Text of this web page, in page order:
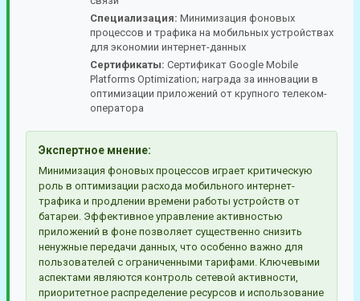
Специализация: Минимизация фоновых
процессов и трафика на мобильных устройствах
для экономии интернет-данных
Сертификаты: Сертификат Google Mobile
Platforms Optimization; награда за инновации в
оптимизации приложений от крупного телеком-
оператора
Экспертное мнение:
Минимизация фоновых процессов играет критическую
роль в оптимизации расхода мобильного интернет-
трафика и продлении времени работы устройств от
батареи. Эффективное управление активностью
приложений в фоне позволяет существенно снизить
ненужные передачи данных, что особенно важно для
пользователей с ограниченными тарифами. Ключевыми
аспектами являются контроль сетевой активности,
приоритетное распределение ресурсов и использование